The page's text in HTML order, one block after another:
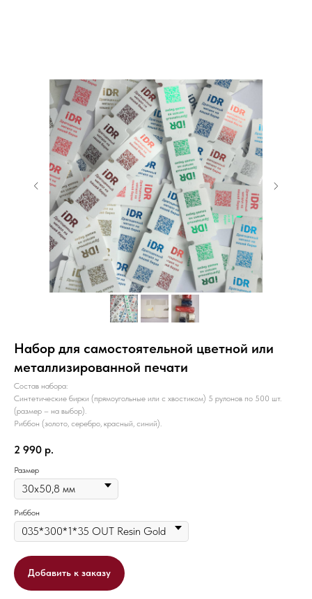
Набор для самостоятельной цветной или
металлизированной печати
Состав набора:
Синтетические бирки (прямоугольные или с хвостиком) 5 рулонов по 500 шт.
(размер – на выбор).
Риббон (золото, серебро, красный, синий).
2 990 р.
Размер
Риббон
Добавить к заказу